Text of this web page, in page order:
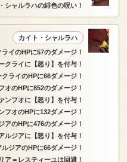
シャルラハの緋色の呪い！
カイト・シャルラハ
ライのHPに57のダメージ！
クライに【怒り】を付与！
ライのHPに66ダメージ！
オのHPに852のダメージ！
ンフオに【怒り】を付与！
フオのHPに132ダメージ！
アのHPに476のダメージ！
ルジアに【怒り】を付与！
ジアのHPに66ダメージ！
ア＝レスティーユは回避！